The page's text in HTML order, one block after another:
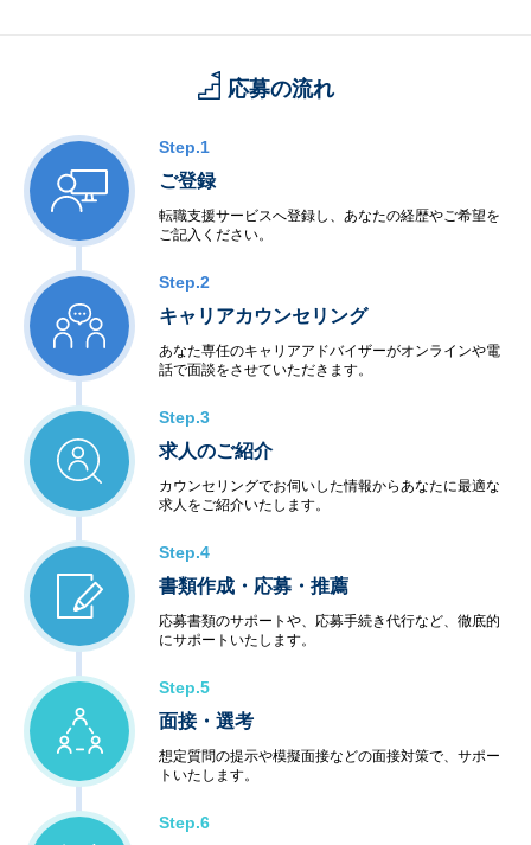
応募の流れ
Step.1
ご登録
転職支援サービスへ登録し、あなたの経歴やご希望を
ご記入ください。
Step.2
キャリアカウンセリング
あなた専任のキャリアアドバイザーがオンラインや電
話で面談をさせていただきます。
Step.3
求人のご紹介
カウンセリングでお伺いした情報からあなたに最適な
求人をご紹介いたします。
Step.4
書類作成・応募・推薦
応募書類のサポートや、応募手続き代行など、徹底的
にサポートいたします。
Step.5
面接・選考
想定質問の提示や模擬面接などの面接対策で、サポー
トいたします。
Step.6